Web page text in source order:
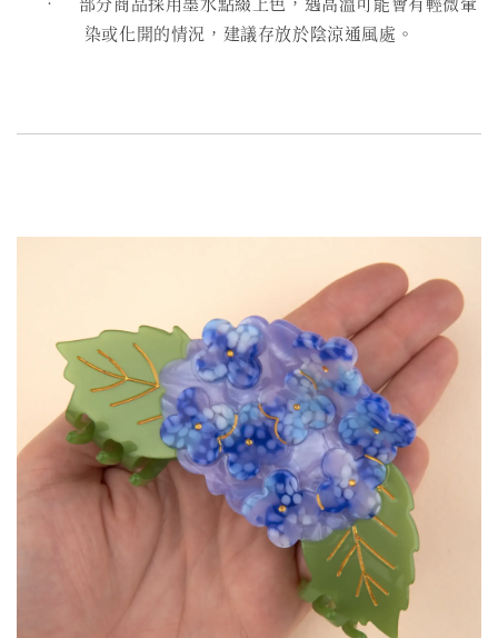
染或化開的情況，建議存放於陰涼通風處。